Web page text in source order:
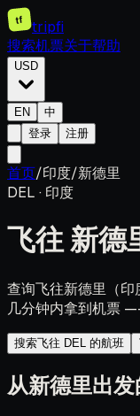
tf
tripfi
搜索机票关于帮助
USD
EN
中
登录
注册
首页/印度/新德里
DEL · 印度
飞往新德
查询飞往新德里（印
几分钟内拿到机票
搜索飞往 DEL 的航班
从新德里出